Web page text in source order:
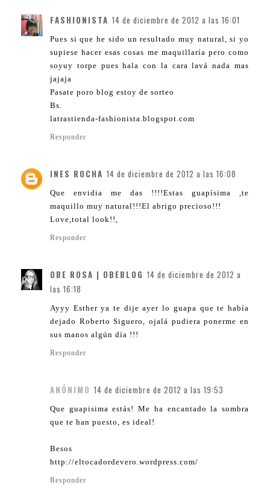
FASHIONISTA 14 de diciembre de 2012 a las 16:01
Pues si que he sido un resultado muy natural, si yo
supiese hacer esas cosas me maquillaría pero como
soyuy torpe pues hala con la cara lavá nada mas
jajaja
Pasate poro blog estoy de sorteo
Bs.
latrastienda-fashionista.blogspot.com
Responder
INES ROCHA 14 de diciembre de 2012 a las 16:08
Que envidia me das !!!!Estas guapísima ,te
maquillo muy natural!!!El abrigo precioso!!!
Love,total look!!,
Responder
OBE ROSA | OBEBLOG 14 de diciembre de 2012 a
las 16:18
Ayyy Esther ya te dije ayer lo guapa que te había
dejado Roberto Siguero, ojalá pudiera ponerme en
sus manos algún día !!!
Responder
ANÓNIMO 14 de diciembre de 2012 a las 19:53
Que guapisima estás! Me ha encantado la sombra
que te han puesto, es ideal!
Besos
http://eltocadordevero.wordpress.com/
Responder